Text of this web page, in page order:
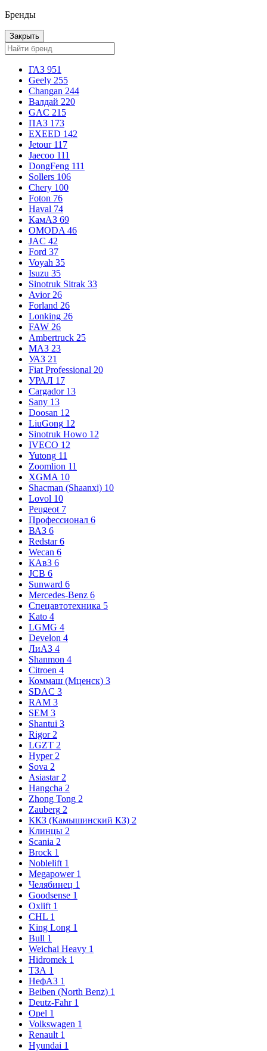
Бренды
Закрыть
ГАЗ 951
Geely 255
Changan 244
Валдай 220
GAC 215
ПАЗ 173
EXEED 142
Jetour 117
Jaecoo 111
DongFeng 111
Sollers 106
Chery 100
Foton 76
Haval 74
КамАЗ 69
OMODA 46
JAC 42
Ford 37
Voyah 35
Isuzu 35
Sinotruk Sitrak 33
Avior 26
Forland 26
Lonking 26
FAW 26
Ambertruck 25
МАЗ 23
УАЗ 21
Fiat Professional 20
УРАЛ 17
Cargador 13
Sany 13
Doosan 12
LiuGong 12
Sinotruk Howo 12
IVECO 12
Yutong 11
Zoomlion 11
XGMA 10
Shacman (Shaanxi) 10
Lovol 10
Peugeot 7
Профессионал 6
ВАЗ 6
Redstar 6
Wecan 6
КАвЗ 6
JCB 6
Sunward 6
Mercedes-Benz 6
Спецавтотехника 5
Kato 4
LGMG 4
Develon 4
ЛиАЗ 4
Shanmon 4
Citroen 4
Коммаш (Мценск) 3
SDAC 3
RAM 3
SEM 3
Shantui 3
Rigor 2
LGZT 2
Hyper 2
Sova 2
Asiastar 2
Hangcha 2
Zhong Tong 2
Zauberg 2
ККЗ (Камышинский КЗ) 2
Клинцы 2
Scania 2
Brock 1
Noblelift 1
Megapower 1
Челябинец 1
Goodsense 1
Oxlift 1
CHL 1
King Long 1
Bull 1
Weichai Heavy 1
Hidromek 1
ТЗА 1
НефАЗ 1
Beiben (North Benz) 1
Deutz-Fahr 1
Opel 1
Volkswagen 1
Renault 1
Hyundai 1